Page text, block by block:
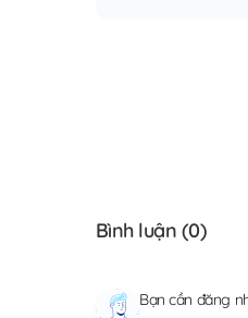
Bình luận (0)
Bạn cần đăng